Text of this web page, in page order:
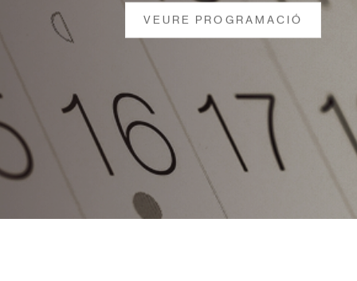
VEURE PROGRAMACIÓ